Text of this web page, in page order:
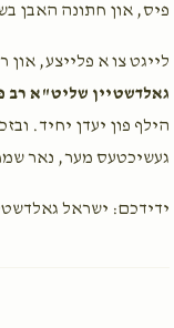
פיס, און חתונה האבן
לייגט צו א פלייצע, און
גאלדשטיין שליט"א רב
הילף פון יעדן יחיד.
געשיכטעס מער, נאר
ידידכם: ישראל